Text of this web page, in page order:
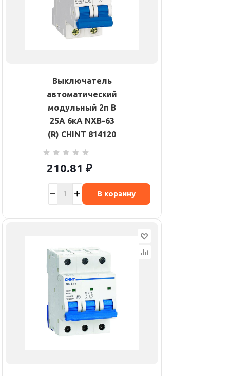
Выключатель
автоматический
модульный 2п B
25А 6кА NXB-63
(R) CHINT 814120
210.81 ₽
В корзину